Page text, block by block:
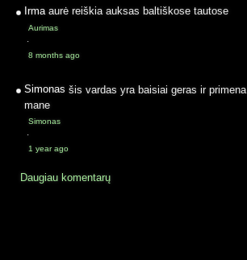
Irma aurė reiškia auksas baltiškose tautose
Aurimas
·
8 months ago
Simonas šis vardas yra baisiai geras ir primena
mane
Simonas
·
1 year ago
Daugiau komentarų